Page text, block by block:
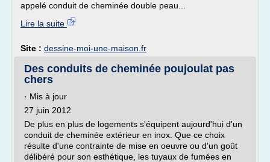
appelé conduit de cheminée double peau...
Lire la suite
Site : dessine-moi-une-maison.fr
Des conduits de cheminée poujoulat pas
chers
· Mis à jour
27 juin 2012
De plus en plus de logements s'équipent aujourd'hui d'un
conduit de cheminée extérieur en inox. Que ce choix
résulte d'une contrainte de mise en oeuvre ou d'un goût
délibéré pour son esthétique, les tuyaux de fumées en